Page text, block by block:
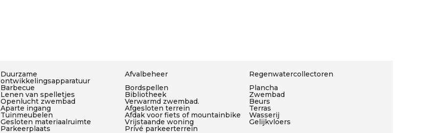
Duurzame
ontwikkelingsapparatuur
Afvalbeheer
Regenwatercollectoren
Barbecue
Bordspellen Plancha
Lenen van spelletjes Bibliotheek Zwembad
Openlucht zwembad Verwarmd zwembad. Beurs
Aparte ingang Afgesloten terrein Terras
Tuinmeubelen Afdak voor fiets of mountainbike Wasserij
Gesloten materiaalruimte Vrijstaande woning Gelijkvloers
Parkeerplaats Privé parkeerterrein